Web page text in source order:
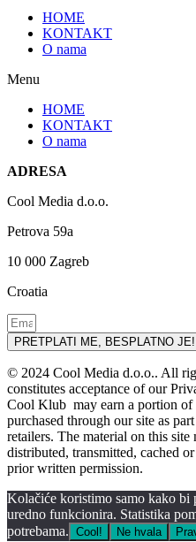
HOME
KONTAKT
O nama
Menu
HOME
KONTAKT
O nama
ADRESA
Cool Media d.o.o.
Petrova 59a
10 000 Zagreb
Croatia
PRETPLATI ME, BESPLATNO JE!
© 2024 Cool Media d.o.o.. All
constitutes acceptance of our
Cool Klub may earn a portion of
purchased through our site as
retailers. The material on this site
distributed, transmitted, cached
prior written permission.
Kolačiće koristimo samo kako bi
uredno funkcionira. Statistika
potrebama. Cool! Ne hvala